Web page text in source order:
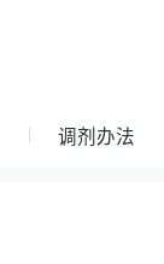
调剂办法